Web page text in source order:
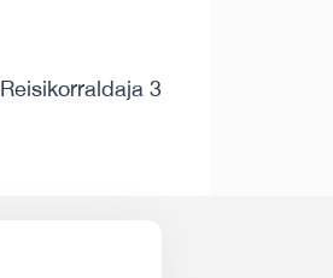
Reisikorraldaja 3